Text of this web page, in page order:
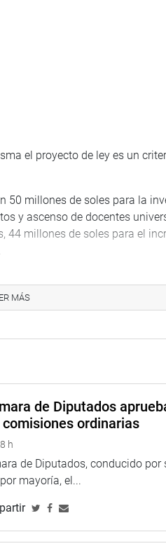
el proyecto de ley es un
50 millones de soles para la
y ascenso de docentes
millones de soles para el
de la Ley N.°
laboral 257 (CAS).
diversos
del Ejecutivo para atender
insuficiente los recursos
y criminalidad.
que el Congreso de la
MÁS
de Diputados
ordinarias
h
de Diputados, conducido por
mayoría, el...